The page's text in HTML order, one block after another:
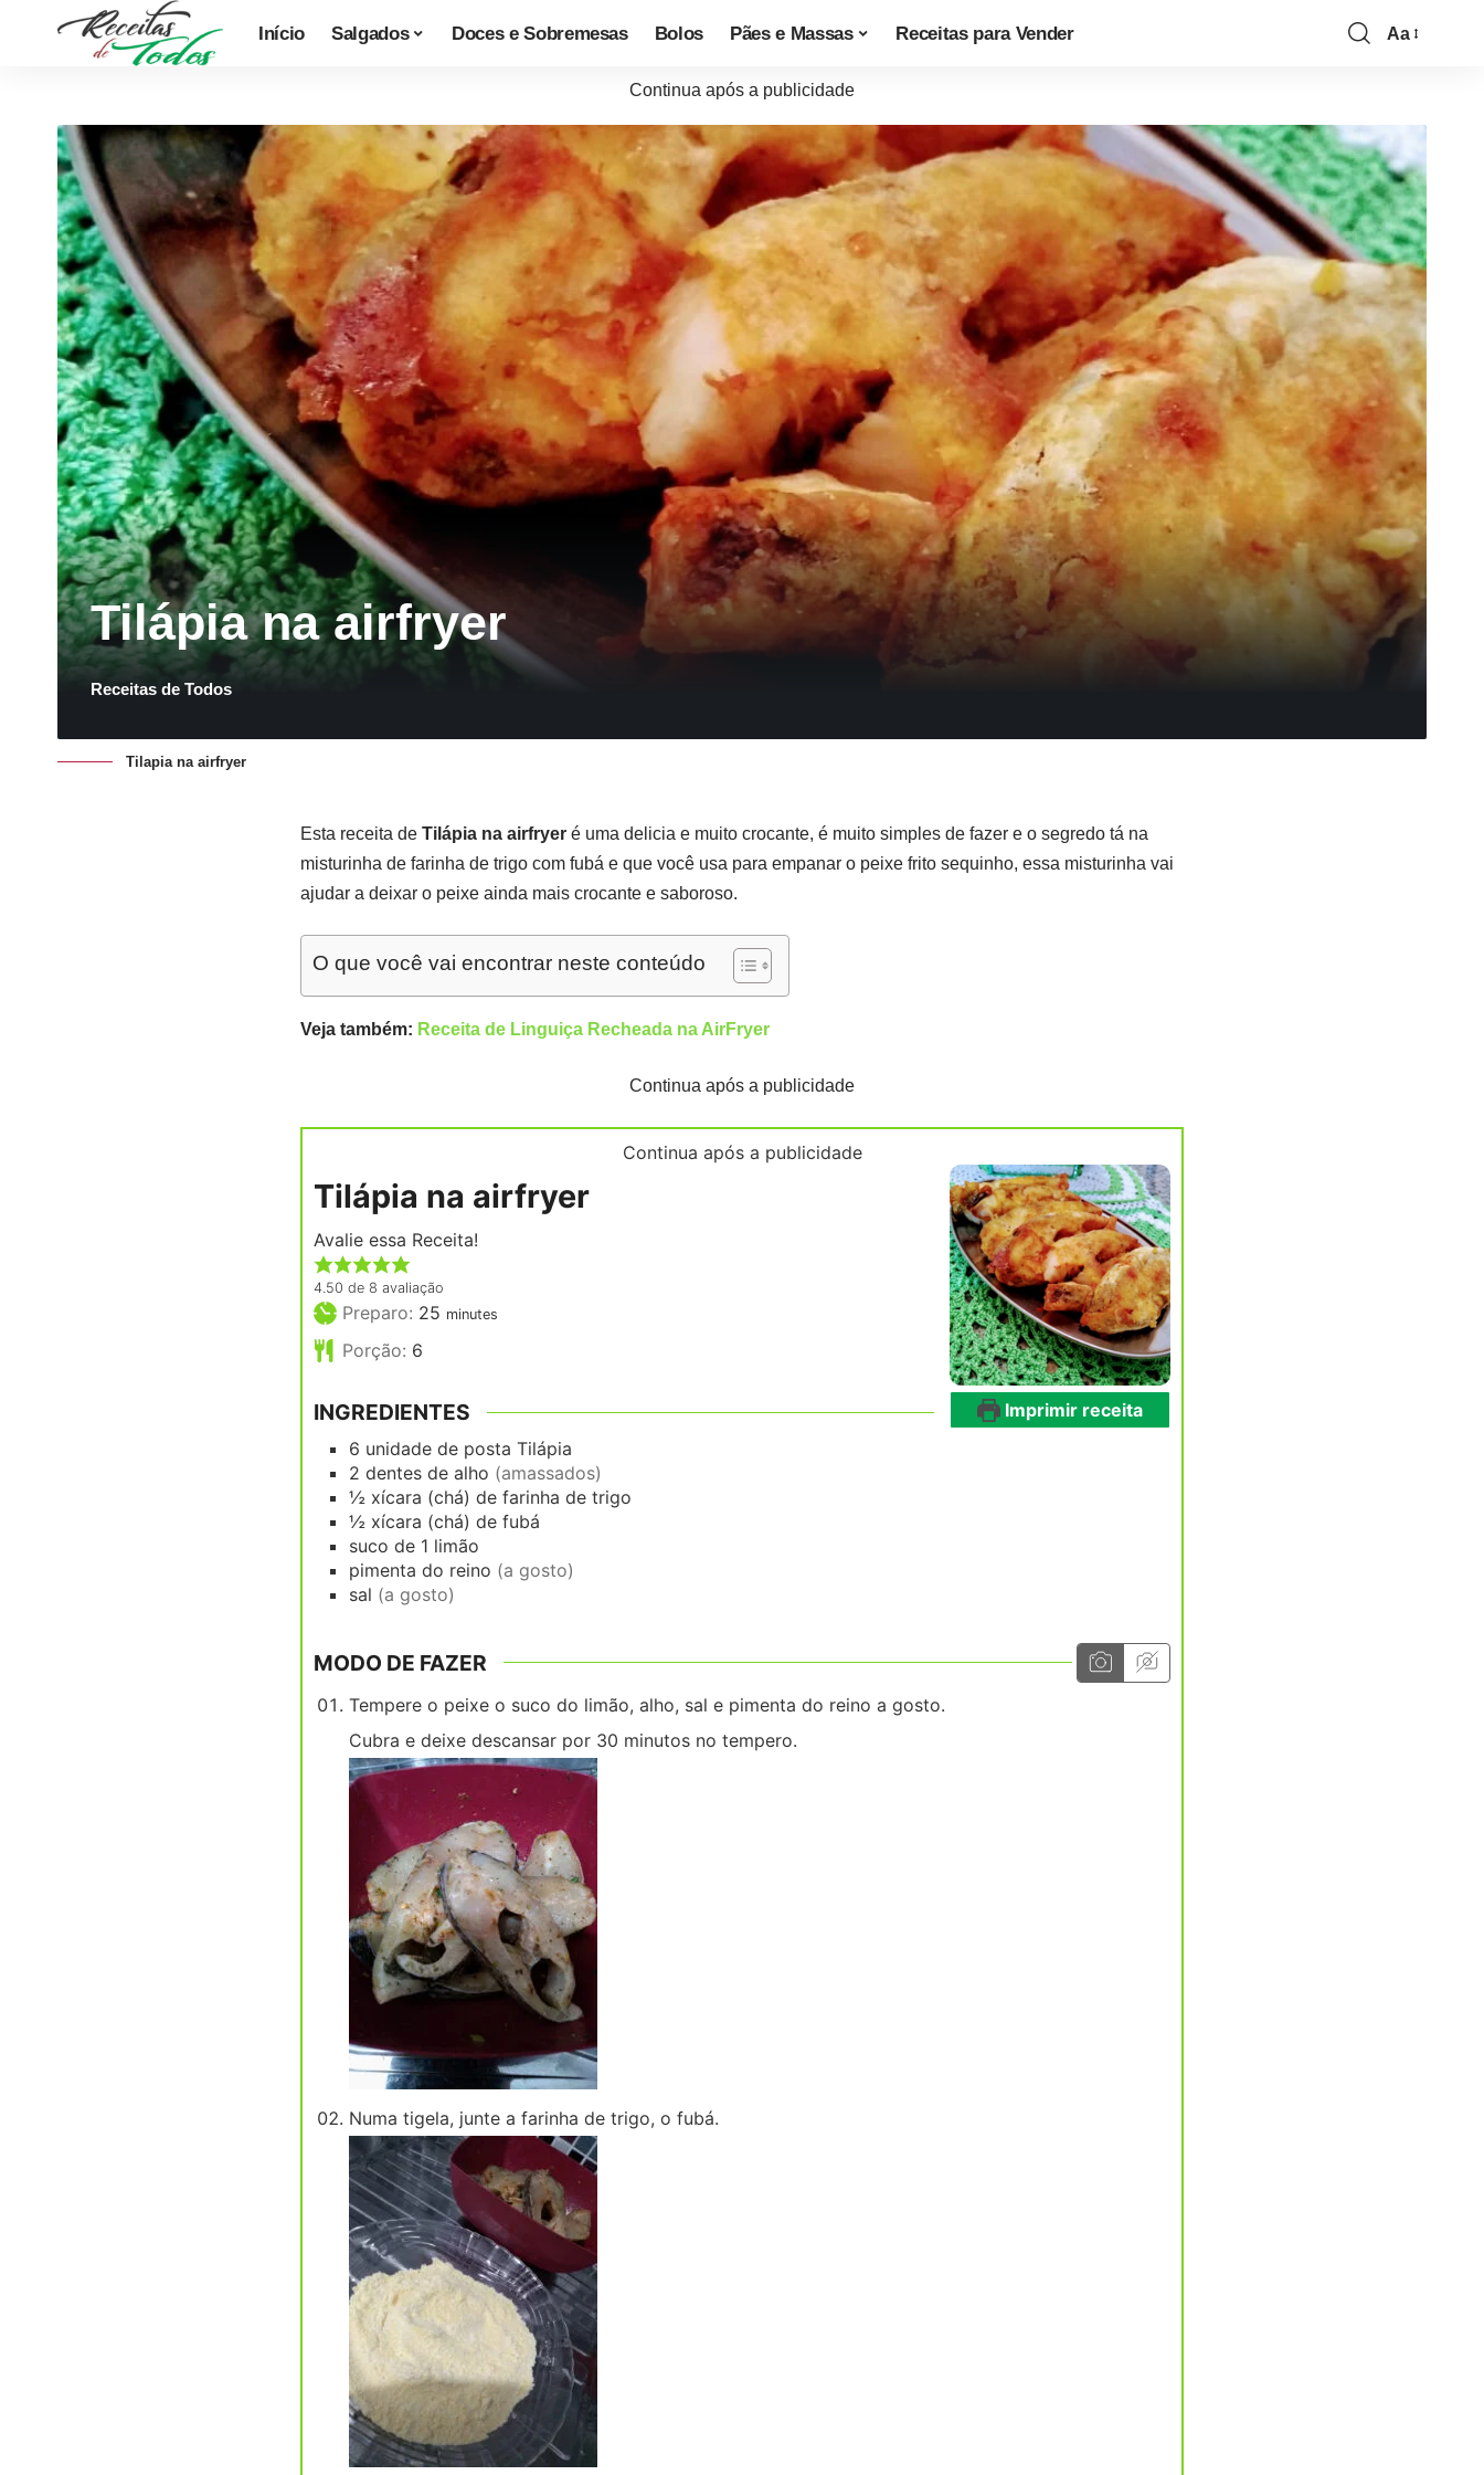
Início Salgados Doces e Sobremesas Bolos Pães e Massas Receitas para Vender Aa
Continua após a publicidade
Tilápia na airfryer
Receitas de Todos
Tilapia na airfryer
Esta receita de Tilápia na airfryer é uma delicia e muito crocante, é muito simples de fazer e o segredo tá na
misturinha de farinha de trigo com fubá e que você usa para empanar o peixe frito sequinho, essa misturinha vai
ajudar a deixar o peixe ainda mais crocante e saboroso.
O que você vai encontrar neste conteúdo
Veja também: Receita de Linguiça Recheada na AirFryer
Continua após a publicidade
Continua após a publicidade
Imprimir receita
Tilápia na airfryer
Avalie essa Receita!
4.50 de 8 avaliação
Preparo: 25minutes
minutes
Porção: 6
INGREDIENTES
6 unidade de posta Tilápia
2 dentes de alho (amassados)
½ xícara (chá) de farinha de trigo
½ xícara (chá) de fubá
suco de 1 limão
pimenta do reino (a gosto)
sal (a gosto)
MODO DE FAZER
Tempere o peixe o suco do limão, alho, sal e pimenta do reino a gosto.
Cubra e deixe descansar por 30 minutos no tempero.
Numa tigela, junte a farinha de trigo, o fubá.